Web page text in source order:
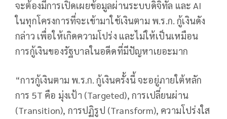
จะต้องมีการเปิดเผยข้อมูลผ่านระบบดิจิทัล และ AI
ในทุกโครงการที่จะเข้ามาใช้เงินตาม พ.ร.ก. กู้เงินดัง
กล่าว เพื่อให้เกิดความโปร่ง และไม่ให้เป็นเหมือน
การกู้เงินของรัฐบาลในอดีดที่มีปัญหาเยอะมาก
“การกู้เงินตาม พ.ร.ก. กู้เงินครั้งนี้ จะอยู่ภายใต้หลัก
การ 5T คือ มุ่งเป้า (Targeted), การเปลี่ยนผ่าน
(Transition), การปฏิรูป (Transform), ความโปร่งใส